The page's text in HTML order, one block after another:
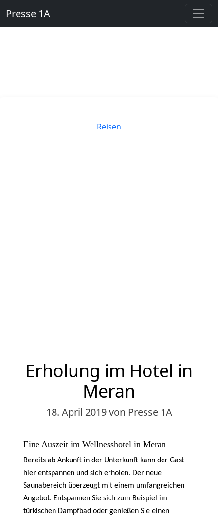
Presse 1A
Kategorien
Reisen
Erholung im Hotel in
Meran
18. April 2019von Presse 1A
Eine Auszeit im Wellnesshotel in Meran
Bereits ab Ankunft in der Unterkunft kann der Gast
hier entspannen und sich erholen. Der neue
Saunabereich überzeugt mit einem umfangreichen
Angebot. Entspannen Sie sich zum Beispiel im
türkischen Dampfbad oder genießen Sie einen